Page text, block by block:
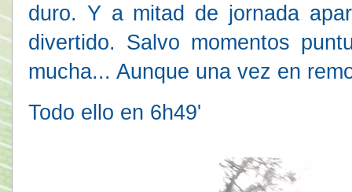
duro. Y a mitad de jornada
divertido. Salvo momentos
mucha... Aunque una vez en
Todo ello en 6h49'